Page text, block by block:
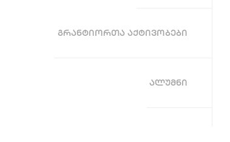
ᲒᲠᲐᲜᲢᲘᲝᲠᲗᲐ ᲐᲥᲢᲘᲕᲝᲑᲔᲑᲘ
ᲐᲚᲣᲛᲜᲘ